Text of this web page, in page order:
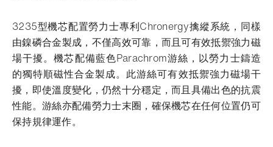
3235型機芯配置勞力士專利Chronergy擒縱系統，同樣
由鎳磷合金製成，不僅高效可靠，而且可有效抵禦強力磁
場干擾。機芯配備藍色Parachrom游絲，以勞力士鑄造
的獨特順磁性合金製成。此游絲可有效抵禦強力磁場干
擾，即使溫度變化，仍然十分穩定，而且具備出色的抗震
性能。游絲亦配備勞力士末圈，確保機芯在任何位置仍可
保持規律運作。